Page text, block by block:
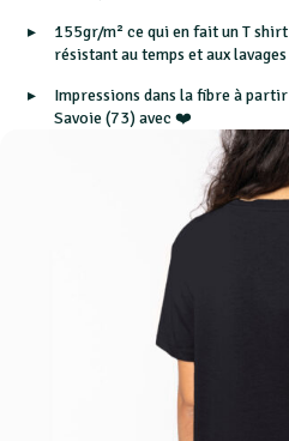
155gr/m² ce qui en fait un T
résistant au temps et aux
Impressions dans la fibre à
Savoie (73) avec ❤️